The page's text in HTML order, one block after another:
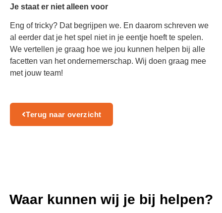
Je staat er niet alleen voor
Eng of tricky? Dat begrijpen we. En daarom schreven we
al eerder dat je het spel niet in je eentje hoeft te spelen.
We vertellen je graag hoe we jou kunnen helpen bij alle
facetten van het ondernemerschap. Wij doen graag mee
met jouw team!
Terug naar overzicht
Waar kunnen wij je bij helpen?